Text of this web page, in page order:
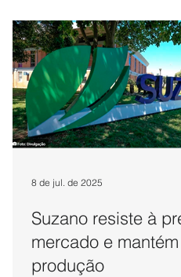
Suzano resiste à
mercado e
produção
8 de jul. de 2025